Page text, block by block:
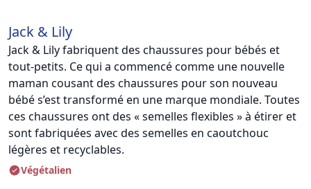
Jack & Lily
Jack & Lily fabriquent des chaussures pour bébés et
tout-petits. Ce qui a commencé comme une nouvelle
maman cousant des chaussures pour son nouveau
bébé s’est transformé en une marque mondiale. Toutes
ces chaussures ont des « semelles flexibles » à étirer et
sont fabriquées avec des semelles en caoutchouc
légères et recyclables.
Végétalien